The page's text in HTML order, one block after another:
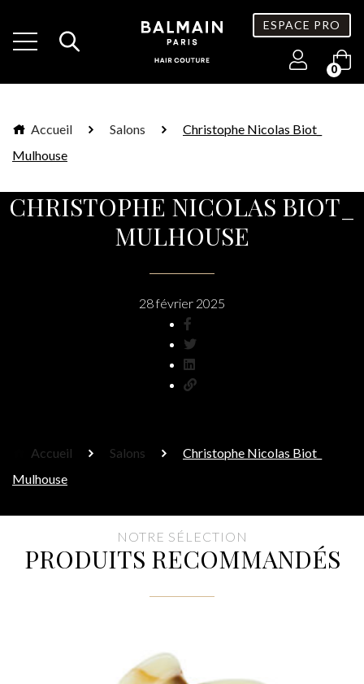
ESPACE PRO
0
Accueil Salons
Christophe Nicolas Biot_
Mulhouse
CHRISTOPHE NICOLAS BIOT_
MULHOUSE
28 février 2025
Accueil Salons
Christophe Nicolas Biot_
Mulhouse
NOTRE SÉLECTION
PRODUITS RECOMMANDÉS